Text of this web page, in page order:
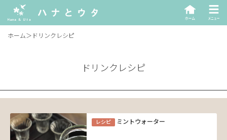
ホーム＞ ドリンクレシピ
ドリンクレシピ
レシピ ミントウォーター